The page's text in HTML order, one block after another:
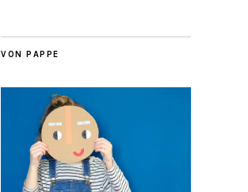
VON PAPPE